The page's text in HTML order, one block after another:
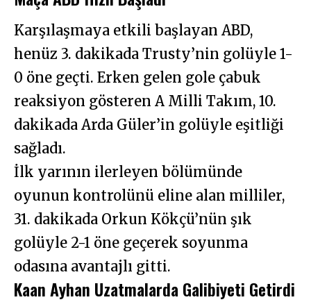
Karşılaşmaya etkili başlayan ABD,
henüz 3. dakikada Trusty’nin golüyle 1-
0 öne geçti. Erken gelen gole çabuk
reaksiyon gösteren A Milli Takım, 10.
dakikada Arda Güler’in golüyle eşitliği
sağladı.
İlk yarının ilerleyen bölümünde
oyunun kontrolünü eline alan milliler,
31. dakikada Orkun Kökçü’nün şık
golüyle 2-1 öne geçerek soyunma
odasına avantajlı gitti.
Kaan Ayhan Uzatmalarda Galibiyeti Getirdi